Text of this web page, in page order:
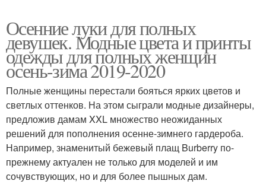
Осенние луки для полных
девушек. Модные цвета и принты
одежды для полных женщин
осень-зима 2019-2020
Полные женщины перестали бояться ярких цветов и
светлых оттенков. На этом сыграли модные дизайнеры,
предложив дамам XXL множество неожиданных
решений для пополнения осенне-зимнего гардероба.
Например, знаменитый бежевый плащ Burberry по-
прежнему актуален не только для моделей и им
сочувствующих, но и для более пышных дам.